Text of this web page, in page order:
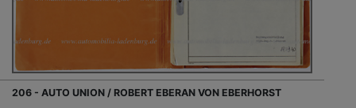
206 - AUTO UNION / ROBERT EBERAN VON EBERHORST